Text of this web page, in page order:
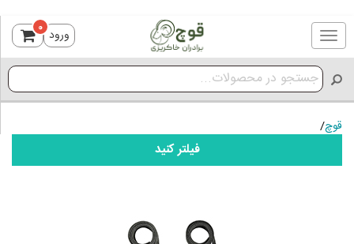
Toggle
navigation
ورود 0
قوچ/
فیلتر کنید